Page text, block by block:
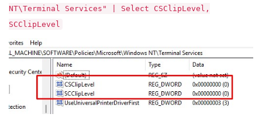
NT\Terminal Services" | Select CSClipLevel,
SCClipLevel